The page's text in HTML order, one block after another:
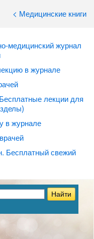
< Медицинские книги
медицинский журнал
в журнале
лекции для
в журнале
Бесплатный свежий